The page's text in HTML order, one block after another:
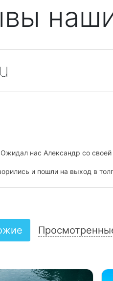
нас Александр со
и пошли на выход в
Довольны все!!!